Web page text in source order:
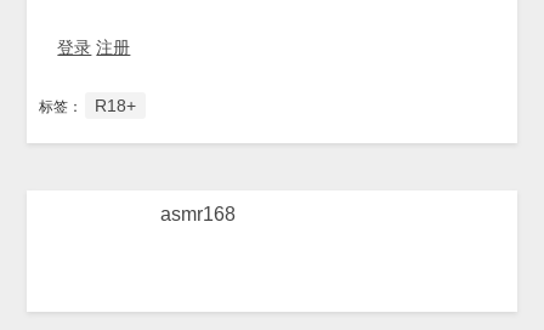
登录 注册
标签： R18+
asmr168